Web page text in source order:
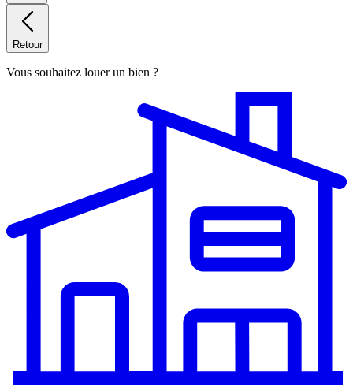
Retour
Vous souhaitez louer un bien ?